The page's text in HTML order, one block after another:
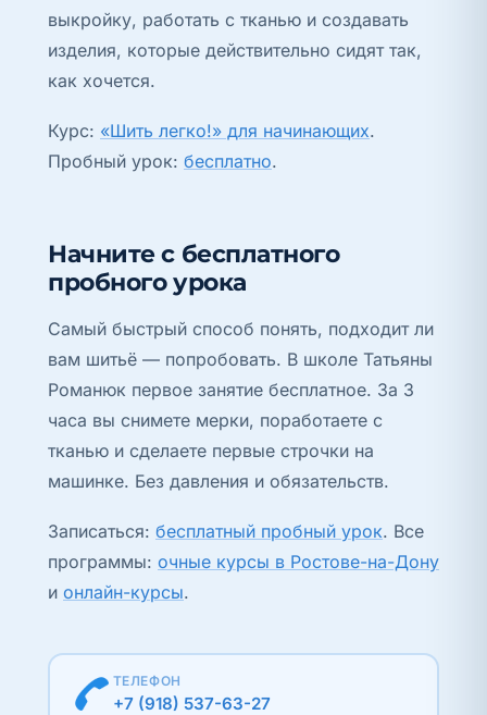
выкройку, работать с тканью и создавать
изделия, которые действительно сидят так,
как хочется.
Курс: «Шить легко!» для начинающих.
Пробный урок: бесплатно.
Начните с бесплатного
пробного урока
Самый быстрый способ понять, подходит ли
вам шитьё — попробовать. В школе Татьяны
Романюк первое занятие бесплатное. За 3
часа вы снимете мерки, поработаете с
тканью и сделаете первые строчки на
машинке. Без давления и обязательств.
Записаться: бесплатный пробный урок. Все
программы: очные курсы в Ростове-на-Дону
и онлайн-курсы.
ТЕЛЕФОН
+7 (918) 537-63-27